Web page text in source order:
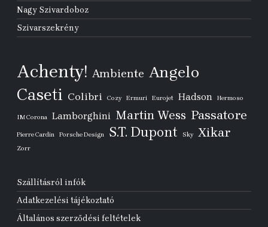
Nagy Szivardoboz
Szivarszekrény
Achenty! Ambiente Angelo
Caseti Colibri Cozy Ermuri Eurojet Hadson Hermoso
IM Corona Lamborghini Martin Wess Passatore
Pierre Cardin Porsche Design S.T. Dupont Sky Xikar
Zorr
Szállításról infók
Adatkezelési tájékoztató
Általános szerződési feltételek